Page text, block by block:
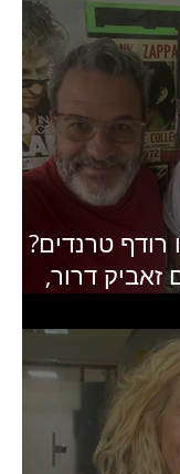
רודף טרנדים?
עם זאביק דרור,